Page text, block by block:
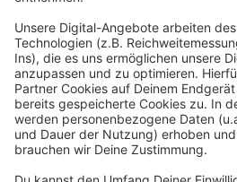
Polizisten beraten das
vor Ort
Anzeige